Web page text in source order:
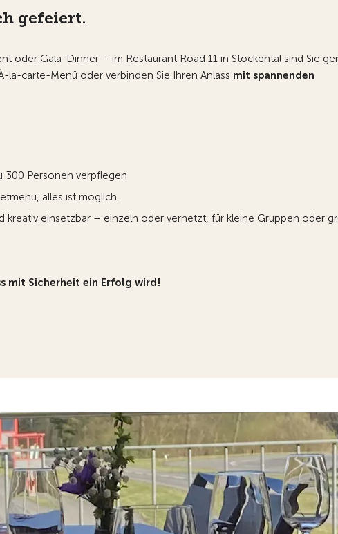
gefeiert.
oder Gala-Dinner – im Restaurant Road 11 in Stockental sind Sie
la-carte-Menü oder verbinden Sie Ihren Anlass mit spannenden
300 Personen verpflegen
alles ist möglich.
kreativ einsetzbar – einzeln oder vernetzt, für kleine Gruppen oder
mit Sicherheit ein Erfolg wird!